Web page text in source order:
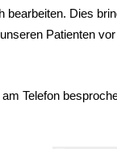
Dies
Patienten
Telefon